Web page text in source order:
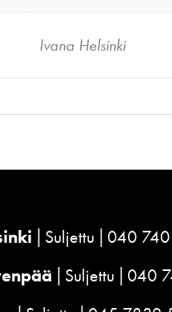
Ivana Helsinki
Suljettu 040
Suljettu 040